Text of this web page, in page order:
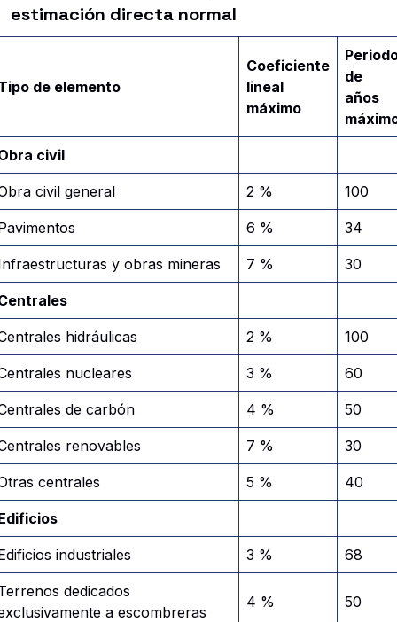
estimación directa normal
de elemento
Coeficiente
lineal
máximo
de
años
civil
civil general 2 % 100
6 % 34
y obras mineras 7 % 30
hidráulicas 2 % 100
nucleares 3 % 60
de carbón 4 % 50
renovables 7 % 30
centrales 5 % 40
industriales 3 % 68
dedicados
a escombreras
4 % 50